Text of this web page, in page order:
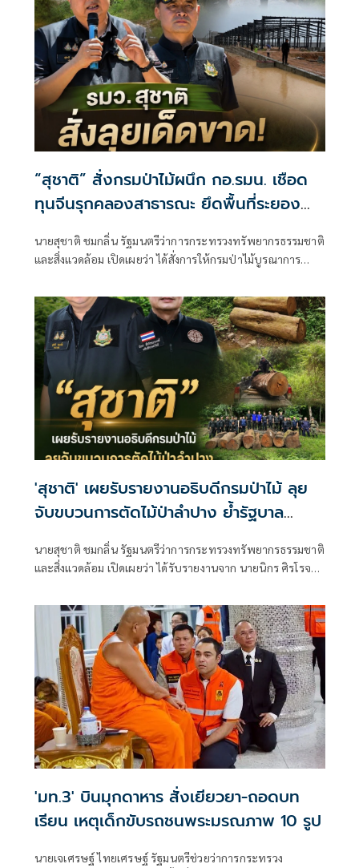
“สุชาติ” สั่งกรมป่าไม้ผนึก กอ.รมน. เชือด
ทุนจีนรุกคลองสาธารณะ ยึดพื้นที่ระยอง
กว่า 4 ไร่ ฟันคดีถึงที่สุด
นายสุชาติ ชมกลิ่น รัฐมนตรีว่าการกระทรวงทรัพยากรธรรมชาติ
และสิ่งแวดล้อม เปิดเผยว่า ได้สั่งการให้กรมป่าไม้บูรณาการ
อาณาจักร (กอ.รมน.) และหน่วยงานที่เกี่ยวข้อง
'สุชาติ' เผยรับรายงานอธิบดีกรมป่าไม้ ลุย
จับขบวนการตัดไม้ป่าลำปาง ย้ำรัฐบาล
'อนุทิน' เดินหน้าปราบบุกรุกป่า-ทำลาย
ทรัพยากรอย่างเด็ดขาด
นายสุชาติ ชมกลิ่น รัฐมนตรีว่าการกระทรวงทรัพยากรธรรมชาติ
และสิ่งแวดล้อม เปิดเผยว่า ได้รับรายงานจาก นายนิกร ศิรโรจนา
ลักลอบตัดไม้ทำลายป่าในพื้นที่จังหวัดลำปาง
'มท.3' บินมุกดาหาร สั่งเยียวยา-ถอดบท
เรียน เหตุเด็กขับรถชนพระมรณภาพ 10 รูป
นายเจเศรษฐ์ ไทยเศรษฐ์ รัฐมนตรีช่วยว่าการกระทรวง